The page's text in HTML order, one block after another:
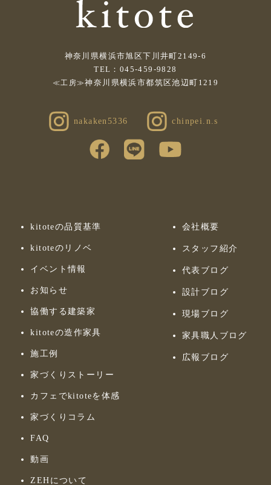
神奈川県横浜市旭区下川井町2149-6
TEL：045-459-9828
≪工房≫神奈川県横浜市都筑区池辺町1219
nakaken5336 chinpei.n.s
kitoteの品質基準
kitoteのリノベ
イベント情報
お知らせ
協働する建築家
kitoteの造作家具
施工例
家づくりストーリー
カフェでkitoteを体感
家づくりコラム
FAQ
動画
ZEHについて
会社概要
スタッフ紹介
代表ブログ
設計ブログ
現場ブログ
家具職人ブログ
広報ブログ